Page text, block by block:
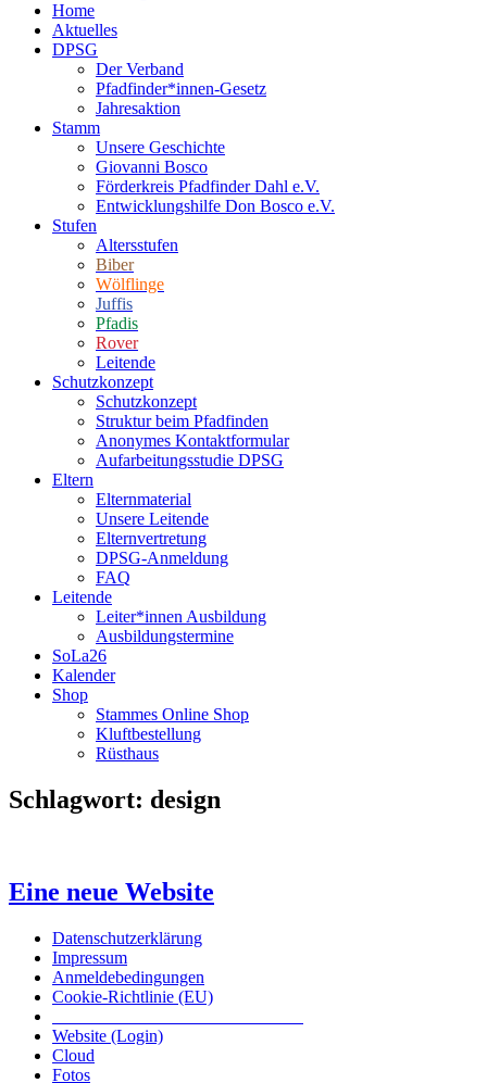
Home
Aktuelles
DPSG
Der Verband
Pfadfinder*innen-Gesetz
Jahresaktion
Stamm
Unsere Geschichte
Giovanni Bosco
Förderkreis Pfadfinder Dahl e.V.
Entwicklungshilfe Don Bosco e.V.
Stufen
Altersstufen
Biber
Wölflinge
Juffis
Pfadis
Rover
Leitende
Schutzkonzept
Schutzkonzept
Struktur beim Pfadfinden
Anonymes Kontaktformular
Aufarbeitungsstudie DPSG
Eltern
Elternmaterial
Unsere Leitende
Elternvertretung
DPSG-Anmeldung
FAQ
Leitende
Leiter*innen Ausbildung
Ausbildungstermine
SoLa26
Kalender
Shop
Stammes Online Shop
Kluftbestellung
Rüsthaus
Schlagwort: design
Eine neue Website
Datenschutzerklärung
Impressum
Anmeldebedingungen
Cookie-Richtlinie (EU)
Website (Login)
Cloud
Fotos